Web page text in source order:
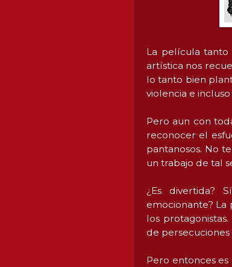
La película tanto
artística nos
lo tanto bien
violencia e
Pero aun con
reconocer el
pantanosos. No
un trabajo de tal
¿Es divertida?
emocionante?
los
de persecuciones
Pero entonces es